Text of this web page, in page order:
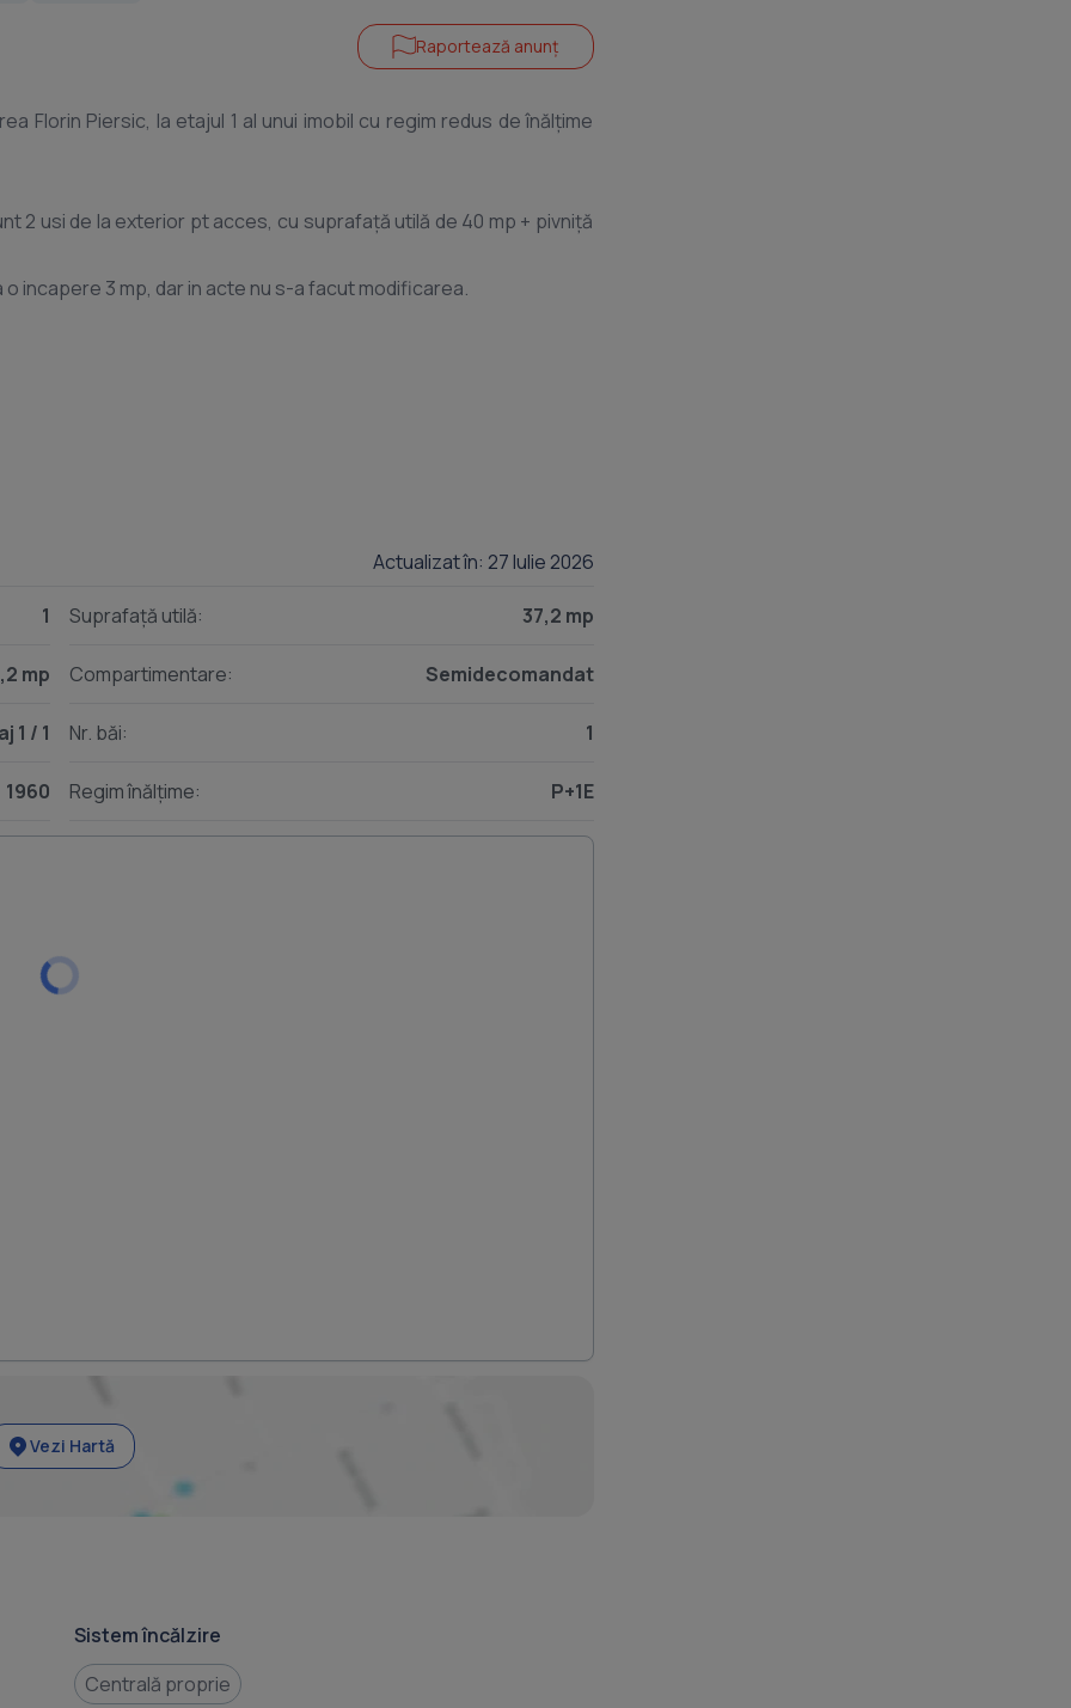
Raportează anunț
Florin Piersic, la etajul 1 al unui imobil cu regim redus de înălțime
2 usi de la exterior pt acces, cu suprafață utilă de 40 mp + pivniță
incapere 3 mp, dar in acte nu s-a facut modificarea.
comerciale / birouri / salon / cabinet sau alte destinații,
de 2 ani, aer condiționat nou.
un birou notarial.
Actualizat în: 27 Iulie 2026
1 Suprafață utilă: 37,2 mp
mp Compartimentare: Semidecomandat
1 / 1 Nr. băi: 1
1960 Regim înălțime: P+1E
Vezi Hartă
Sistem încălzire
Centrală proprie